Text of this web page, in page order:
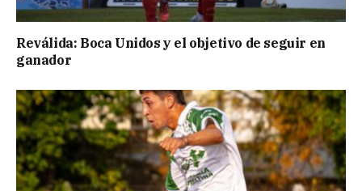
Reválida: Boca Unidos y el objetivo de seguir en
ganador